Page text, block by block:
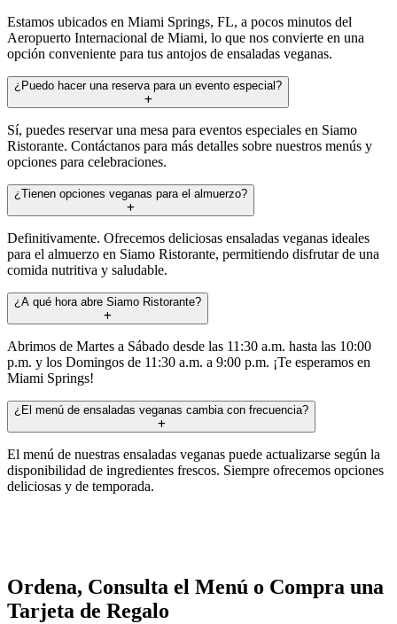
Estamos ubicados en Miami Springs, FL, a pocos minutos del
Aeropuerto Internacional de Miami, lo que nos convierte en una
opción conveniente para tus antojos de ensaladas veganas.
¿Puedo hacer una reserva para un evento especial?
Sí, puedes reservar una mesa para eventos especiales en Siamo
Ristorante. Contáctanos para más detalles sobre nuestros menús y
opciones para celebraciones.
¿Tienen opciones veganas para el almuerzo?
Definitivamente. Ofrecemos deliciosas ensaladas veganas ideales
para el almuerzo en Siamo Ristorante, permitiendo disfrutar de una
comida nutritiva y saludable.
¿A qué hora abre Siamo Ristorante?
Abrimos de Martes a Sábado desde las 11:30 a.m. hasta las 10:00
p.m. y los Domingos de 11:30 a.m. a 9:00 p.m. ¡Te esperamos en
Miami Springs!
¿El menú de ensaladas veganas cambia con frecuencia?
El menú de nuestras ensaladas veganas puede actualizarse según la
disponibilidad de ingredientes frescos. Siempre ofrecemos opciones
deliciosas y de temporada.
Ordena, Consulta el Menú o Compra una
Tarjeta de Regalo